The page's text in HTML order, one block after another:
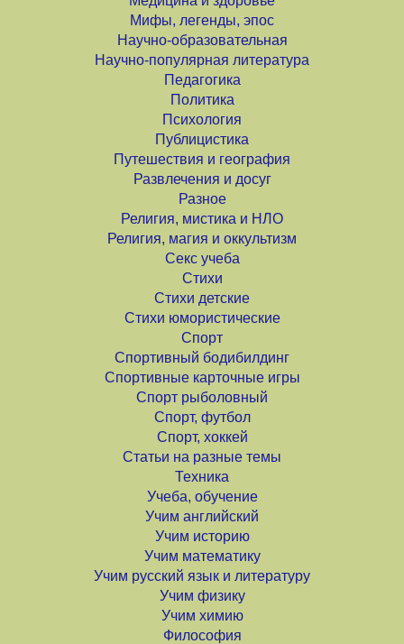
Мифы, легенды, эпос
Научно-образовательная
Научно-популярная литература
Педагогика
Политика
Психология
Публицистика
Путешествия и география
Развлечения и досуг
Разное
Религия, мистика и НЛО
Религия, магия и оккультизм
Секс учеба
Стихи
Стихи детские
Стихи юмористические
Спорт
Спортивный бодибилдинг
Спортивные карточные игры
Спорт рыболовный
Спорт, футбол
Спорт, хоккей
Статьи на разные темы
Техника
Учеба, обучение
Учим английский
Учим историю
Учим математику
Учим русский язык и литературу
Учим физику
Учим химию
Философия